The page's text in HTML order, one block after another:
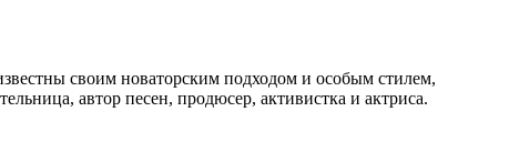
своим новаторским подходом и особым стилем,
автор песен, продюсер, активистка и актриса.